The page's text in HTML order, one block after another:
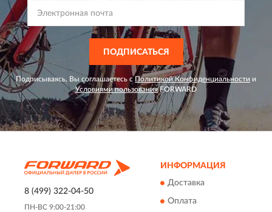
ПОДПИСАТЬСЯ
Подписываясь, Вы соглашаетесь сПолитикой Конфиденциальности и
Условиями пользованияFORWARD
8 (499) 322-04-50
ПН-ВС 9:00-21:00
ИНФОРМАЦИЯ
Доставка
Оплата